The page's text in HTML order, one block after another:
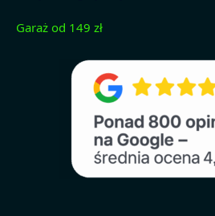
Garaż od 149 zł